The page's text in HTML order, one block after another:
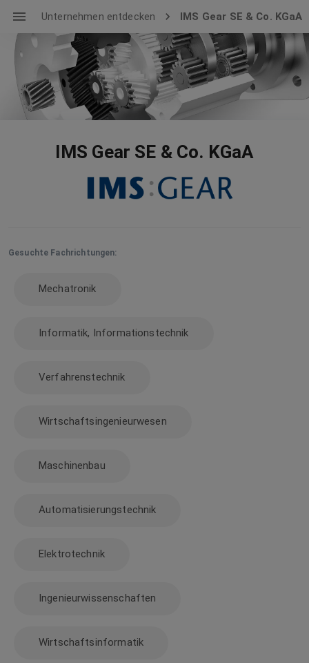
Unternehmen entdecken IMS Gear SE & Co. KGaA
IMS Gear SE & Co. KGaA
Gesuchte Fachrichtungen:
Mechatronik
Informatik, Informationstechnik
Verfahrenstechnik
Wirtschaftsingenieurwesen
Maschinenbau
Automatisierungstechnik
Elektrotechnik
Ingenieurwissenschaften
Wirtschaftsinformatik